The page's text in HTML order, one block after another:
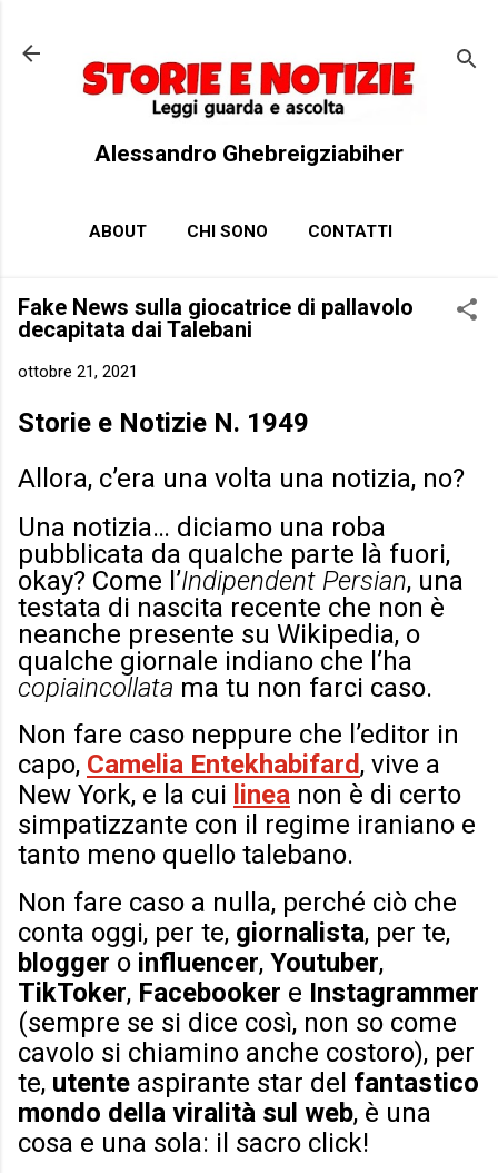
Alessandro Ghebreigziabiher
ABOUT CHI SONO CONTATTI
Fake News sulla giocatrice di pallavolo
decapitata dai Talebani
ottobre 21, 2021
Storie e Notizie N. 1949
Allora, c’era una volta una notizia, no?
Una notizia… diciamo una roba
pubblicata da qualche parte là fuori,
okay? Come l’Indipendent Persian, una
testata di nascita recente che non è
neanche presente su Wikipedia, o
qualche giornale indiano che l’ha
copiaincollata ma tu non farci caso.
Non fare caso neppure che l’editor in
capo, Camelia Entekhabifard, vive a
New York, e la cui linea non è di certo
simpatizzante con il regime iraniano e
tanto meno quello talebano.
Non fare caso a nulla, perché ciò che
conta oggi, per te, giornalista, per te,
blogger o influencer, Youtuber,
TikToker, Facebooker e Instagrammer
(sempre se si dice così, non so come
cavolo si chiamino anche costoro), per
te, utente aspirante star del fantastico
mondo della viralità sul web, è una
cosa e una sola: il sacro click!